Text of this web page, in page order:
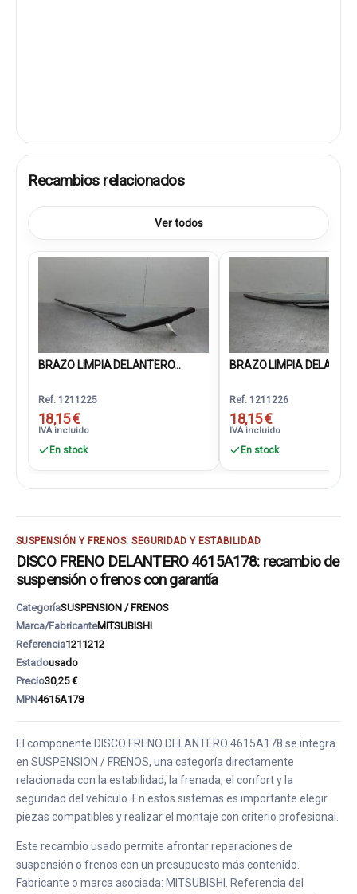
Recambios relacionados
Ver todos
BRAZO LIMPIA DELANTERO...
Ref. 1211225
18,15 €
IVA incluido
En stock
BRAZO LIMPIA
Ref. 1211226
18,15 €
IVA incluido
En stock
SUSPENSIÓN Y FRENOS: SEGURIDAD Y ESTABILIDAD
DISCO FRENO DELANTERO 4615A178: recambio de
suspensión o frenos con garantía
CategoríaSUSPENSION / FRENOS
Marca/FabricanteMITSUBISHI
Referencia1211212
Estadousado
Precio30,25 €
MPN4615A178
El componente DISCO FRENO DELANTERO 4615A178 se integra
en SUSPENSION / FRENOS, una categoría directamente
relacionada con la estabilidad, la frenada, el confort y la
seguridad del vehículo. En estos sistemas es importante elegir
piezas compatibles y realizar el montaje con criterio profesional.
Este recambio usado permite afrontar reparaciones de
suspensión o frenos con un presupuesto más contenido.
Fabricante o marca asociada: MITSUBISHI. Referencia del